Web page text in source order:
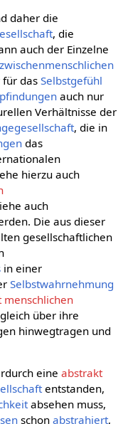
daher die
, die
auch der Einzelne
zwischenmenschlichen
das Selbstgefühl
auch nur
Verhältnisse der
, die in
das
hierzu auch
auch
Die aus dieser
gesellschaftlichen
in einer
Selbstwahrnehmung
menschlichen
über ihre
hinwegtragen und
eine abstrakt
entstanden,
absehen muss,
schon abstrahiert,